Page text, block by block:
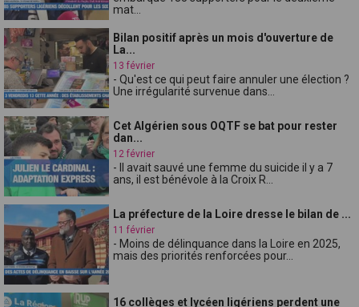
mat...
Bilan positif après un mois d'ouverture de
La...
13 février
- Qu'est ce qui peut faire annuler une élection ?
Une irrégularité survenue dans...
Cet Algérien sous OQTF se bat pour rester
dan...
12 février
- Il avait sauvé une femme du suicide il y a 7
ans, il est bénévole à la Croix R...
La préfecture de la Loire dresse le bilan de ...
11 février
- Moins de délinquance dans la Loire en 2025,
mais des priorités renforcées pour...
16 collèges et lycéen ligériens perdent une